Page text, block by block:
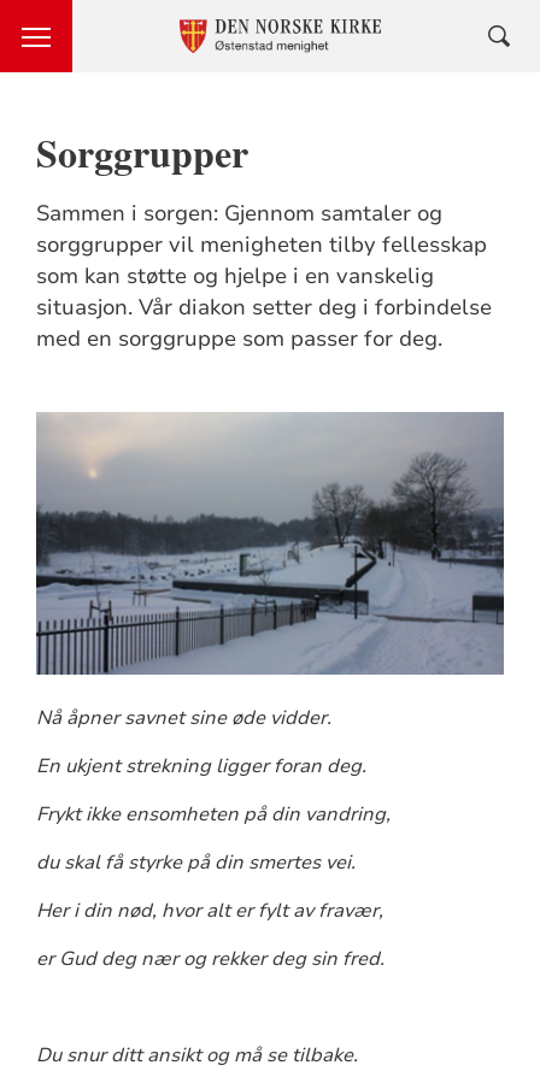
Sorggrupper
Sammen i sorgen: Gjennom samtaler og
sorggrupper vil menigheten tilby fellesskap
som kan støtte og hjelpe i en vanskelig
situasjon. Vår diakon setter deg i forbindelse
med en sorggruppe som passer for deg.
Nå åpner savnet sine øde vidder.
En ukjent strekning ligger foran deg.
Frykt ikke ensomheten på din vandring,
du skal få styrke på din smertes vei.
Her i din nød, hvor alt er fylt av fravær,
er Gud deg nær og rekker deg sin fred.
Du snur ditt ansikt og må se tilbake.